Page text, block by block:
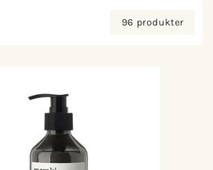
96 produkter